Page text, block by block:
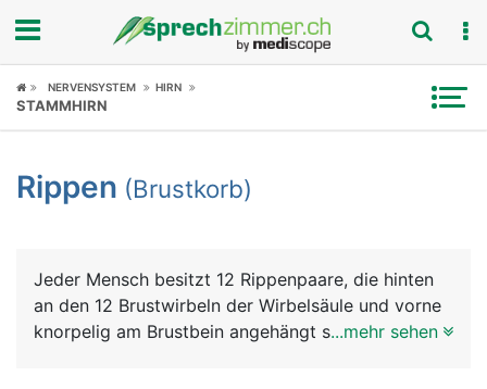
Fokus
Symptome
News
NERVENSYSTEM HIRN
STAMMHIRN
Rippen (Brustkorb)
Jeder Mensch besitzt 12 Rippenpaare, die hinten
an den 12 Brustwirbeln der Wirbelsäule und vorne
knorpelig am Brustbein angehängt sind. Nur die
...mehr sehen